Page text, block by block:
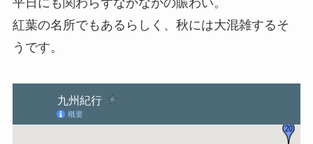
紅葉の名所でもあるらしく、秋には大混雑するそ
うです。